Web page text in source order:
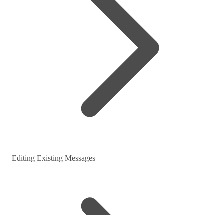
Editing Existing Messages